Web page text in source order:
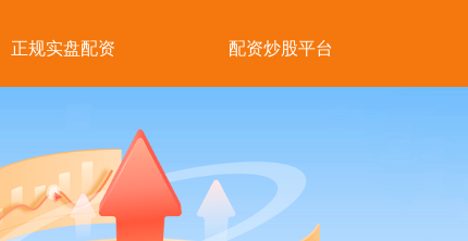
正规实盘配资 配资炒股平台